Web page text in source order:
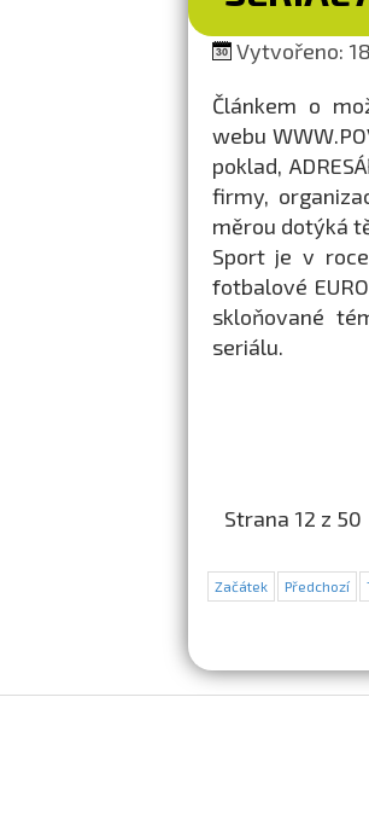
Vytvořeno:
Článkem o
webu
poklad,
firmy,
měrou dotýká
Sport je v
fotbalové
skloňované
seriálu.
Strana 12 z 50
Začátek Předchozí